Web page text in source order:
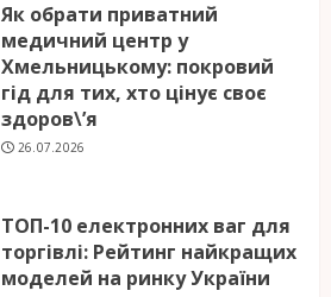
Як обрати приватний
медичний центр у
Хмельницькому: покровий
гід для тих, хто цінує своє
здоров\’я
26.07.2026
ТОП-10 електронних ваг для
торгівлі: Рейтинг найкращих
моделей на ринку України